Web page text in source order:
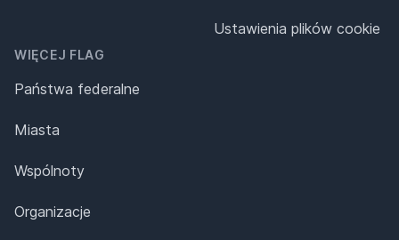
WIĘCEJ FLAG
Państwa federalne
Miasta
Wspólnoty
Organizacje
Ustawienia plików cookie